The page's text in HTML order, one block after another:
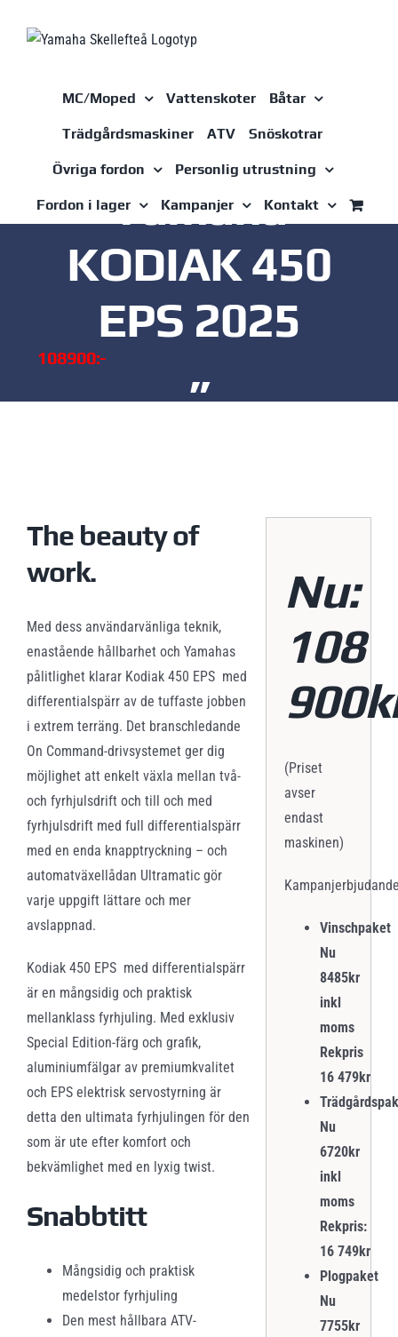
MC/Moped Vattenskoter Båtar
Trädgårdsmaskiner ATV Snöskotrar
Övriga fordon Personlig utrustning
Fordon i lager Kampanjer Kontakt
Yamaha
KODIAK 450
EPS 2025
108900:-
”
The beauty of
work.
Med dess användarvänliga teknik,
enastående hållbarhet och Yamahas
pålitlighet klarar Kodiak 450 EPS med
differentialspärr av de tuffaste jobben
i extrem terräng. Det branschledande
On Command-drivsystemet ger dig
möjlighet att enkelt växla mellan två-
och fyrhjulsdrift och till och med
fyrhjulsdrift med full differentialspärr
med en enda knapptryckning – och
automatväxellådan Ultramatic gör
varje uppgift lättare och mer
avslappnad.
Kodiak 450 EPS med differentialspärr
är en mångsidig och praktisk
mellanklass fyrhjuling. Med exklusiv
Special Edition-färg och grafik,
aluminiumfälgar av premiumkvalitet
och EPS elektrisk servostyrning är
detta den ultimata fyrhjulingen för den
som är ute efter komfort och
bekvämlighet med en lyxig twist.
Snabbtitt
Mångsidig och praktisk
medelstor fyrhjuling
Den mest hållbara ATV-
Nu:
108
(Priset
avser
endast
maskinen)
Vinschpaket
Nu
8485kr
inkl
moms
Rekpris
16 479kr
Nu
6720kr
inkl
moms
Rekpris:
16 749kr
Plogpaket
Nu
7755kr